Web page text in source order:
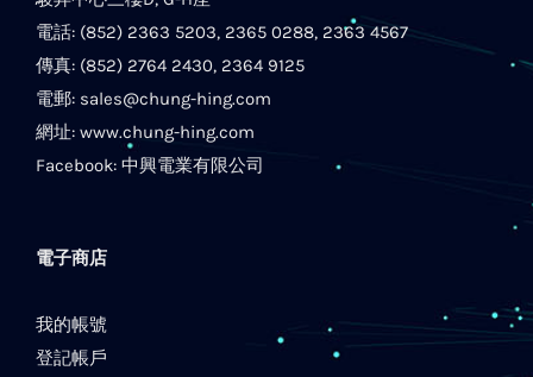
電話: (852) 2363 5203, 2365 0288, 2363 4567
傳真: (852) 2764 2430, 2364 9125
電郵: sales@chung-hing.com
網址: www.chung-hing.com
Facebook: 中興電業有限公司
電子商店
我的帳號
登記帳戶